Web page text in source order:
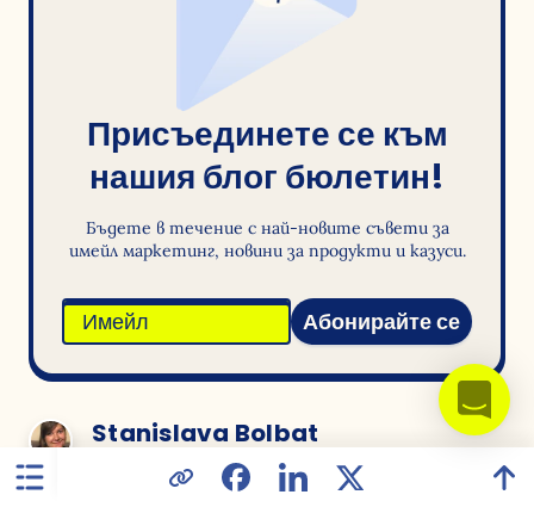
Присъединете се към
нашия блог бюлетин!
Бъдете в течение с най-новите съвети за
имейл маркетинг, новини за продукти и казуси.
Абонирайте се
Stanislava Bolbat
Маркетинг на съдържание